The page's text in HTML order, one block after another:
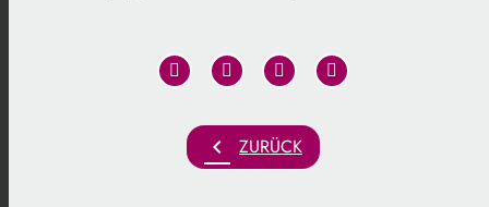
chevron_left ZURÜCK